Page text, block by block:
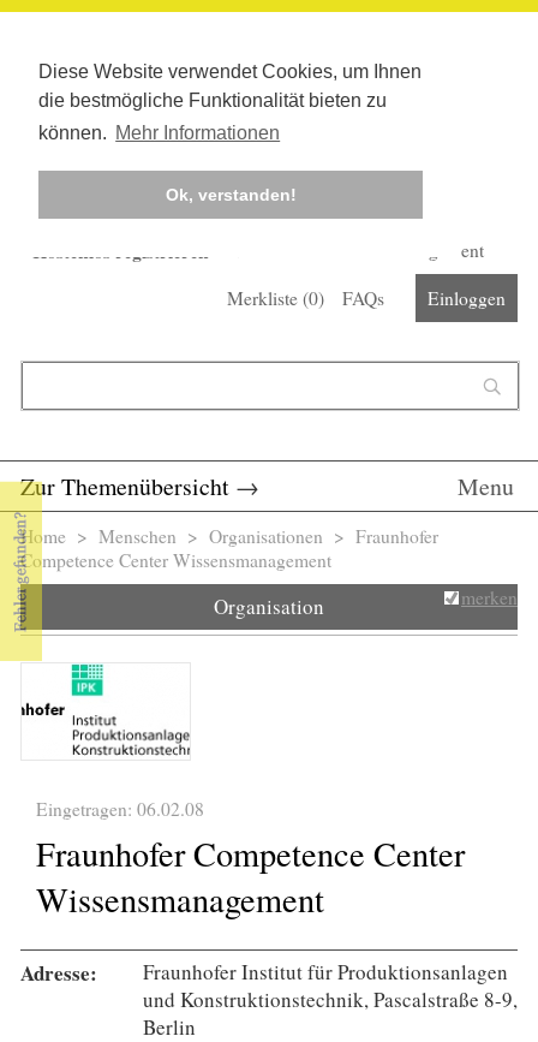
Diese Website verwendet Cookies, um Ihnen
die bestmögliche Funktionalität bieten zu
können. Mehr Informationen
Ok, verstanden!
Kostenlos registrieren
Corona-Management
Merkliste (0) FAQs Einloggen
Zur Themenübersicht → Menu
Sie sind hier
Home > Menschen > Organisationen > Fraunhofer
Competence Center Wissensmanagement
Organisation merken
Eingetragen: 06.02.08
Fraunhofer Competence Center
Wissensmanagement
Adresse:
Fraunhofer Institut für Produktionsanlagen
und Konstruktionstechnik, Pascalstraße 8-9,
Berlin